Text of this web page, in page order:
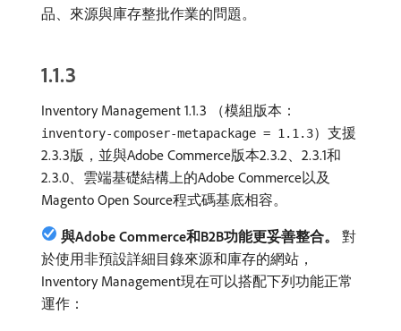
品、來源與庫存整批作業的問題。
1.1.3
Inventory Management 1.1.3 （模組版本：
inventory-composer-metapackage = 1.1.3）支援
2.3.3版，並與Adobe Commerce版本2.3.2、2.3.1和
2.3.0、雲端基礎結構上的Adobe Commerce以及
Magento Open Source程式碼基底相容。
與Adobe Commerce和B2B功能更妥善整合。
對
於使用非預設詳細目錄來源和庫存的網站，
Inventory Management現在可以搭配下列功能正常
運作：